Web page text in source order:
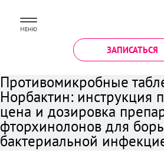
МЕНЮ
ЗАПИСАТЬСЯ
Противомикробные
Норбактин: инструкция
цена и дозировка
фторхинолонов для
бактериальной